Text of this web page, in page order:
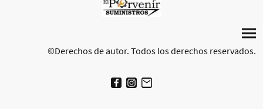
©Derechos de autor. Todos los derechos reservados.